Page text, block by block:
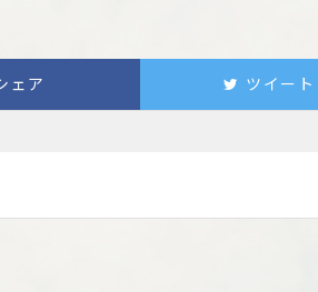
ェア ツイート